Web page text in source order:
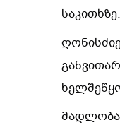
საკითხზე.